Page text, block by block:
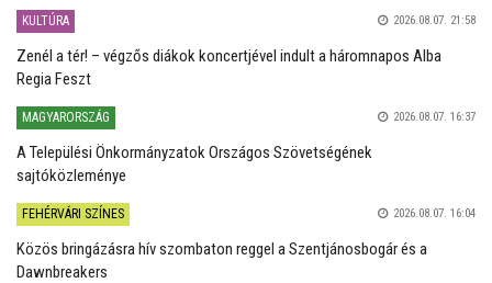
KULTÚRA 2026.08.07. 21:58
Zenél a tér! – végzős diákok koncertjével indult a háromnapos Alba
Regia Feszt
MAGYARORSZÁG 2026.08.07. 16:37
A Települési Önkormányzatok Országos Szövetségének
sajtóközleménye
FEHÉRVÁRI SZÍNES 2026.08.07. 16:04
Közös bringázásra hív szombaton reggel a Szentjánosbogár és a
Dawnbreakers